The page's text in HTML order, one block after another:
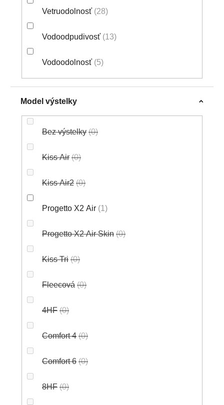
Vetruodolnosť 28
Vodoodpudivosť 13
Vodoodolnosť 5
Model výstelky
Bez výstelky 0
Kiss Air 0
Kiss Air2 0
Progetto X2 Air 1
Progetto X2 Air Skin 0
Kiss Tri 0
Fleecová 0
4HF 0
Comfort 4 0
Comfort 6 0
8HF 0